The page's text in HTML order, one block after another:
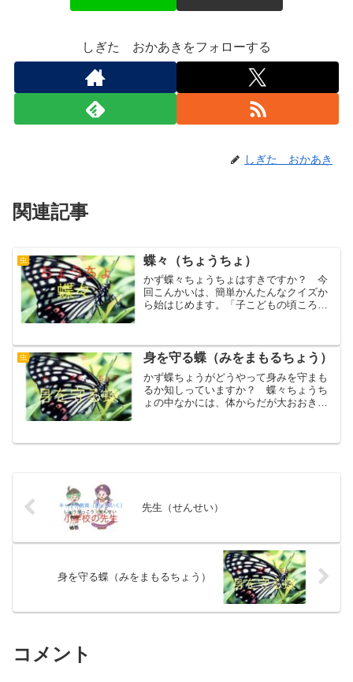
しぎた おかあきをフォローする
しぎた おかあき
関連記事
虫 蝶々（ちょうちょ）
かず蝶々ちょうちょはすきですか？ 今
回こんかいは、簡単かんたんなクイズか
ら始はじめます。「子こどもの頃ころ
すかれるものなぁんだ？」 答こたえ
は、題名だいめいにもあるよ...
虫 身を守る蝶（みをまもるちょう）
かず蝶ちょうがどうやって身みを守まも
るか知しっていますか？ 蝶々ちょうち
ょの中なかには、体からだが大おおきい
先生（せんせい）
身を守る蝶（みをまもるちょう）
コメント